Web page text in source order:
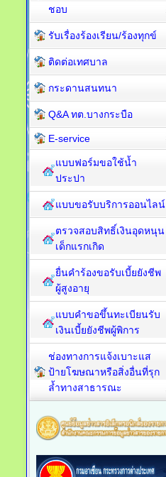
ชอบ
รับเรื่องร้องเรียน/ร้องทุกข์
ติดต่อเทศบาล
กระดานสนทนา
Q&A ทต.บางกระบือ
E-service
แบบฟอร์มขอใช้น้ำ
ประปา
แบบขอรับบริการออนไลน์
ตรวจสอบสิทธิ์เงินอุดหนุน
เด็กแรกเกิด
ยื่นคำร้องขอรับเบี้ยยังชีพ
ผู้สูงอายุ
แบบคำขอขึ้นทะเบียนรับ
เงินเบี้ยยังชีพผู้พิการ
ช่องทางการแจ้งเบาะแส
ป้ายโฆษณาหรือสิ่งอื่นที่รุก
ล้ำทางสาธารณะ